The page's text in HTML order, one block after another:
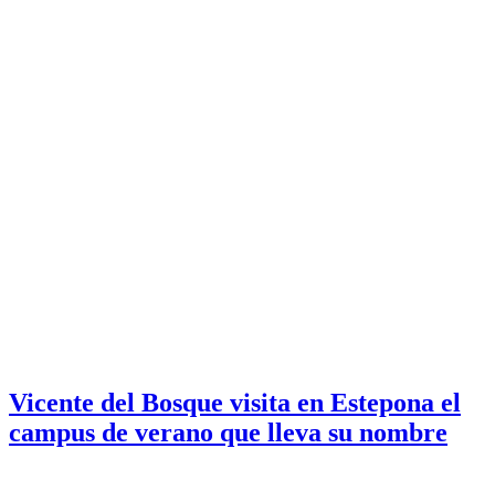
Vicente del Bosque visita en Estepona el
campus de verano que lleva su nombre